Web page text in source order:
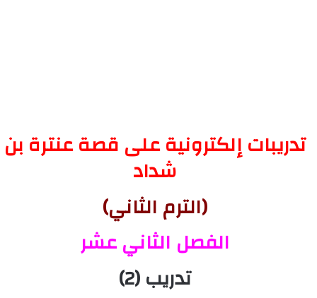
تدريبات إلكترونية على قصة عنترة بن
شداد
(الترم الثاني)
الفصل الثاني عشر
تدريب (2)